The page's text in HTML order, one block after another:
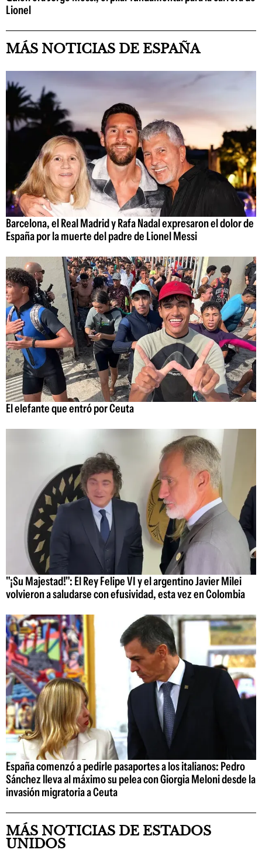
Lionel
MÁS NOTICIAS DE ESPAÑA
Barcelona, el Real Madrid y Rafa Nadal expresaron el dolor de
España por la muerte del padre de Lionel Messi
El elefante que entró por Ceuta
"¡Su Majestad!": El Rey Felipe VI y el argentino Javier Milei
volvieron a saludarse con efusividad, esta vez en Colombia
España comenzó a pedirle pasaportes a los italianos: Pedro
Sánchez lleva al máximo su pelea con Giorgia Meloni desde la
invasión migratoria a Ceuta
MÁS NOTICIAS DE ESTADOS
UNIDOS